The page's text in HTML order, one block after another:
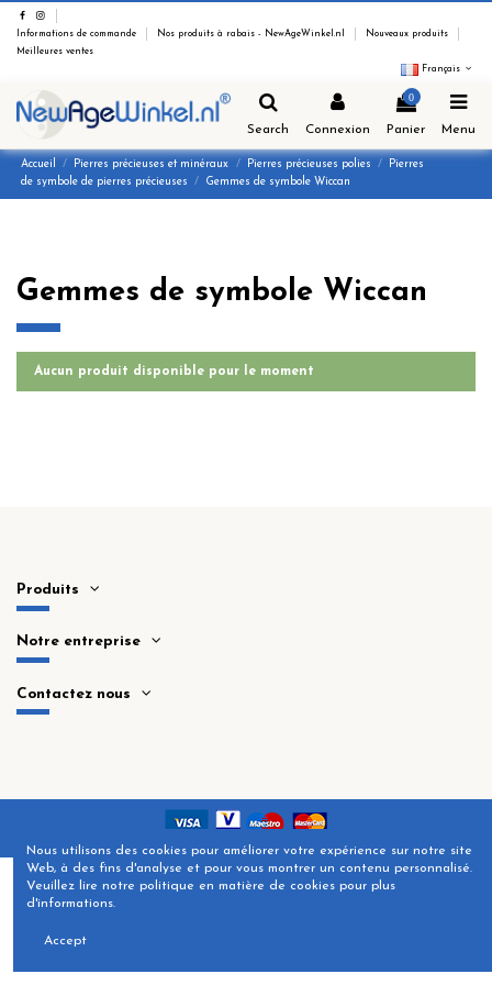
Informations de commande Nos produits à rabais - NewAgeWinkel.nl
Nouveaux produits
Meilleures ventes
Français
Search Connexion
0
Panier Menu
Accueil Pierres précieuses et minéraux Pierres précieuses polies
Pierres
de symbole de pierres précieuses
Gemmes de symbole Wiccan
Gemmes de symbole Wiccan
Aucun produit disponible pour le moment
Produits
Notre entreprise
Contactez nous
Nous utilisons des cookies pour améliorer votre expérience sur notre site
Web, à des fins d'analyse et pour vous montrer un contenu personnalisé.
Veuillez lire notre politique en matière de cookies pour plus
d'informations.
Accept